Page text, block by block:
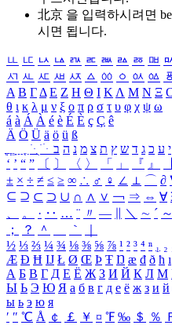
北京 을 입력하시려면
시면 됩니다.
ㅥ ㅦ ㅧ ㅨ ㅩ ㅪ ㅫ ㅬ ㅭ ㅮ
ㅺ ㅻ ㅼ ㅽ ㅾ ㅿ ㆀ ㆁ ㆂ ㆃ ㆄ
Α Β ΓΔ Ε Ζ Η Θ Ι ΚΛ Μ Ν Ξ
θ ι κ λ μ ν ξ ο π ρ σ τ υ φ χ ψ ω
á à Á À é è É È ç Ç ê
Ä Ö Ü ä ö ü ß
ִֶֹ ֻּ ׁׂ י ע כ ג ד ש ץ ת צ מ נ ה ב
‘ ’ “ ” 〔 〕 〈 〉 「 」 『 』
± × ÷ ≠ ≤ ≥ ∞ ∴ ♂ ♀ ∠ ⊥ ⌒ ∂
⊆ ⊇ ⊂ ⊃ ∪ ∩ ∧ ∨ ￢ ⇒ ⇔ ∀
、
。 · ‥ … ¨ 〃 ― ＼ ∼ ´ ～
；
？ ＾ ｀
½ ⅓ ⅔ ¼ ¾ ⅛ ⅜ ⅝ ⅞ ¹ ² ³ ⁴ ⁿ ₁ ₂
Æ Ð Ħ Ĳ Ł Ø Œ Þ Ŧ Ŋ æ đ ð ħ ı
А Б В Г Д Е Ё Ж З И Й К Л М
Ы Ь Э Ю Я а б в г д е ё ж з и й
ы ь э ю я
′ ″ ℃ Å ￠ ￡ ￥ ¤ ℉ ‰ ＄ ％